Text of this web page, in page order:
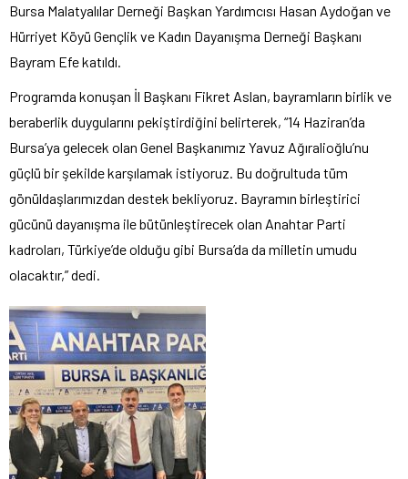
Bursa Malatyalılar Derneği Başkan Yardımcısı Hasan Aydoğan ve
Hürriyet Köyü Gençlik ve Kadın Dayanışma Derneği Başkanı
Bayram Efe katıldı.
Programda konuşan İl Başkanı Fikret Aslan, bayramların birlik ve
beraberlik duygularını pekiştirdiğini belirterek, “14 Haziran’da
Bursa’ya gelecek olan Genel Başkanımız Yavuz Ağıralioğlu’nu
güçlü bir şekilde karşılamak istiyoruz. Bu doğrultuda tüm
gönüldaşlarımızdan destek bekliyoruz. Bayramın birleştirici
gücünü dayanışma ile bütünleştirecek olan Anahtar Parti
kadroları, Türkiye’de olduğu gibi Bursa’da da milletin umudu
olacaktır,” dedi.